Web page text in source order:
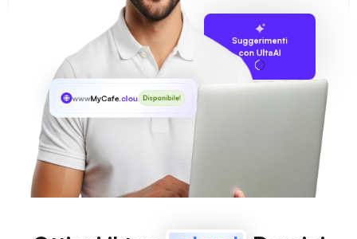
Suggerimenti
con UltaAI
wwwMyCafe.cloudDisponibile!